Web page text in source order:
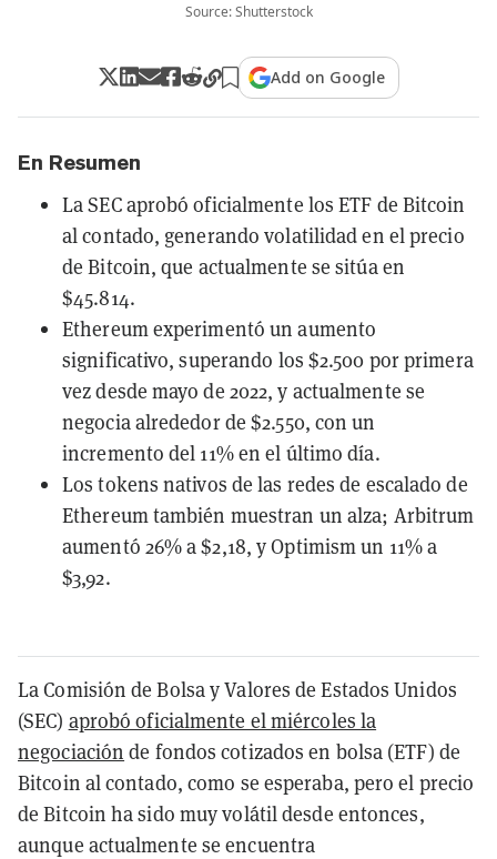
Source: Shutterstock
Add on Google
En Resumen
La SEC aprobó oficialmente los ETF de Bitcoin
al contado, generando volatilidad en el precio
de Bitcoin, que actualmente se sitúa en
$45.814.
Ethereum experimentó un aumento
significativo, superando los $2.500 por primera
vez desde mayo de 2022, y actualmente se
negocia alrededor de $2.550, con un
incremento del 11% en el último día.
Los tokens nativos de las redes de escalado de
Ethereum también muestran un alza; Arbitrum
aumentó 26% a $2,18, y Optimism un 11% a
$3,92.
La Comisión de Bolsa y Valores de Estados Unidos
(SEC) aprobó oficialmente el miércoles la
negociación de fondos cotizados en bolsa (ETF) de
Bitcoin al contado, como se esperaba, pero el precio
de Bitcoin ha sido muy volátil desde entonces,
aunque actualmente se encuentra